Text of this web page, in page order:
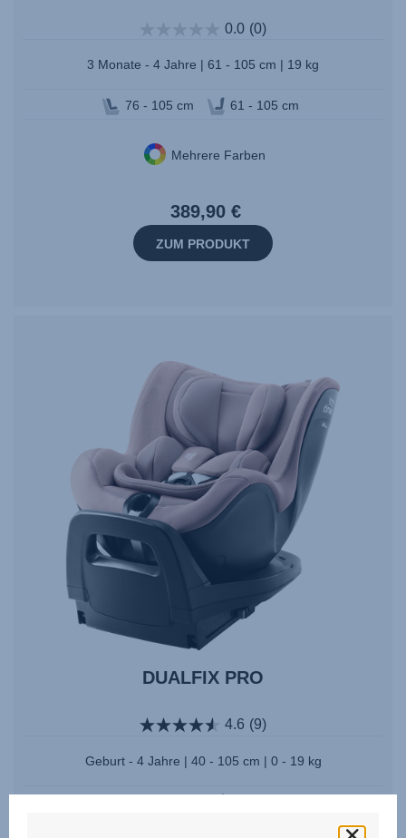
0.0 (0)
3 Monate - 4 Jahre | 61 - 105 cm | 19 kg
76 - 105 cm 61 - 105 cm
Mehrere Farben
389,90 €
ZUM PRODUKT
DUALFIX PRO
4.6 (9)
Geburt - 4 Jahre | 40 - 105 cm | 0 - 19 kg